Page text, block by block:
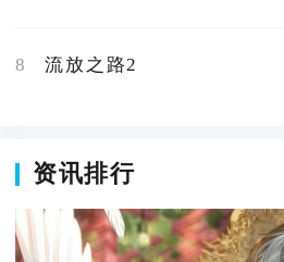
8 流放之路2
资讯排行